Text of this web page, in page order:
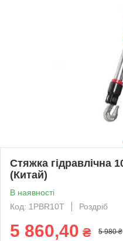
Стяжка гідравлічна
(Китай)
В наявності
Код: 1PBR10T
Роздріб
5 860,40 ₴ 5 980 ₴